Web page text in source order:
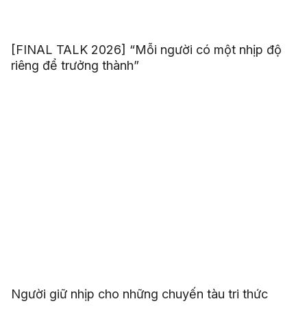
[FINAL TALK 2026] “Mỗi người có một nhịp độ
riêng để trưởng thành”
Người giữ nhịp cho những chuyến tàu tri thức